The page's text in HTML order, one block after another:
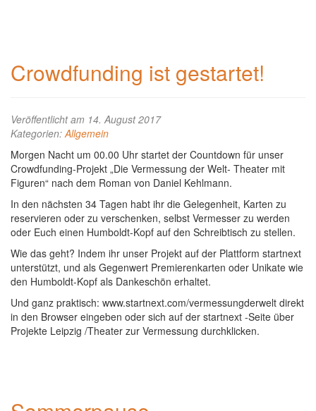
Crowdfunding ist gestartet!
Veröffentlicht am 14. August 2017
Kategorien: Allgemein
Morgen Nacht um 00.00 Uhr startet der Countdown für unser
Crowdfunding-Projekt „Die Vermessung der Welt- Theater mit
Figuren“ nach dem Roman von Daniel Kehlmann.
In den nächsten 34 Tagen habt ihr die Gelegenheit, Karten zu
reservieren oder zu verschenken, selbst Vermesser zu werden
oder Euch einen Humboldt-Kopf auf den Schreibtisch zu stellen.
Wie das geht? Indem ihr unser Projekt auf der Plattform startnext
unterstützt, und als Gegenwert Premierenkarten oder Unikate wie
den Humboldt-Kopf als Dankeschön erhaltet.
Und ganz praktisch: www.startnext.com/vermessungderwelt direkt
in den Browser eingeben oder sich auf der startnext -Seite über
Projekte Leipzig /Theater zur Vermessung durchklicken.